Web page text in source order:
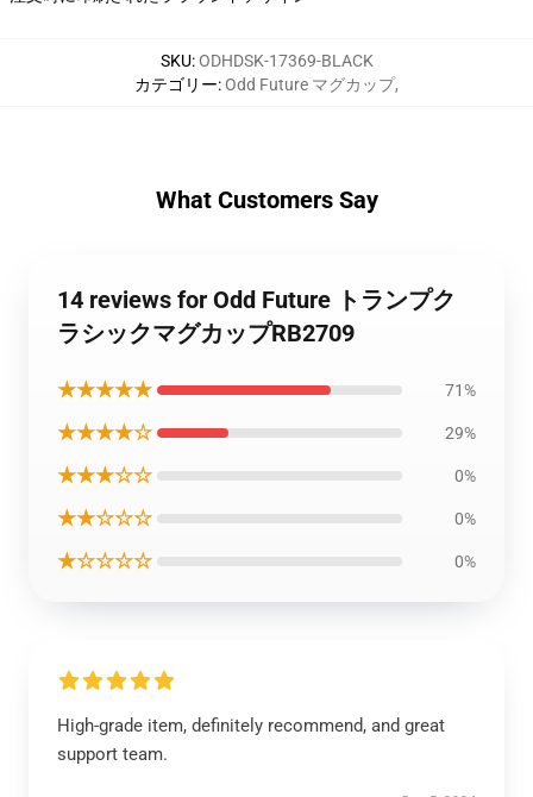
SKU:ODHDSK-17369-BLACK
カテゴリー:Odd Future マグカップ,
What Customers Say
14 reviews for Odd Future トランプク
ラシックマグカップRB2709
★★★★★ 71%
★★★★☆ 29%
★★★☆☆ 0%
★★☆☆☆ 0%
★☆☆☆☆ 0%
High-grade item, definitely recommend, and great
support team.